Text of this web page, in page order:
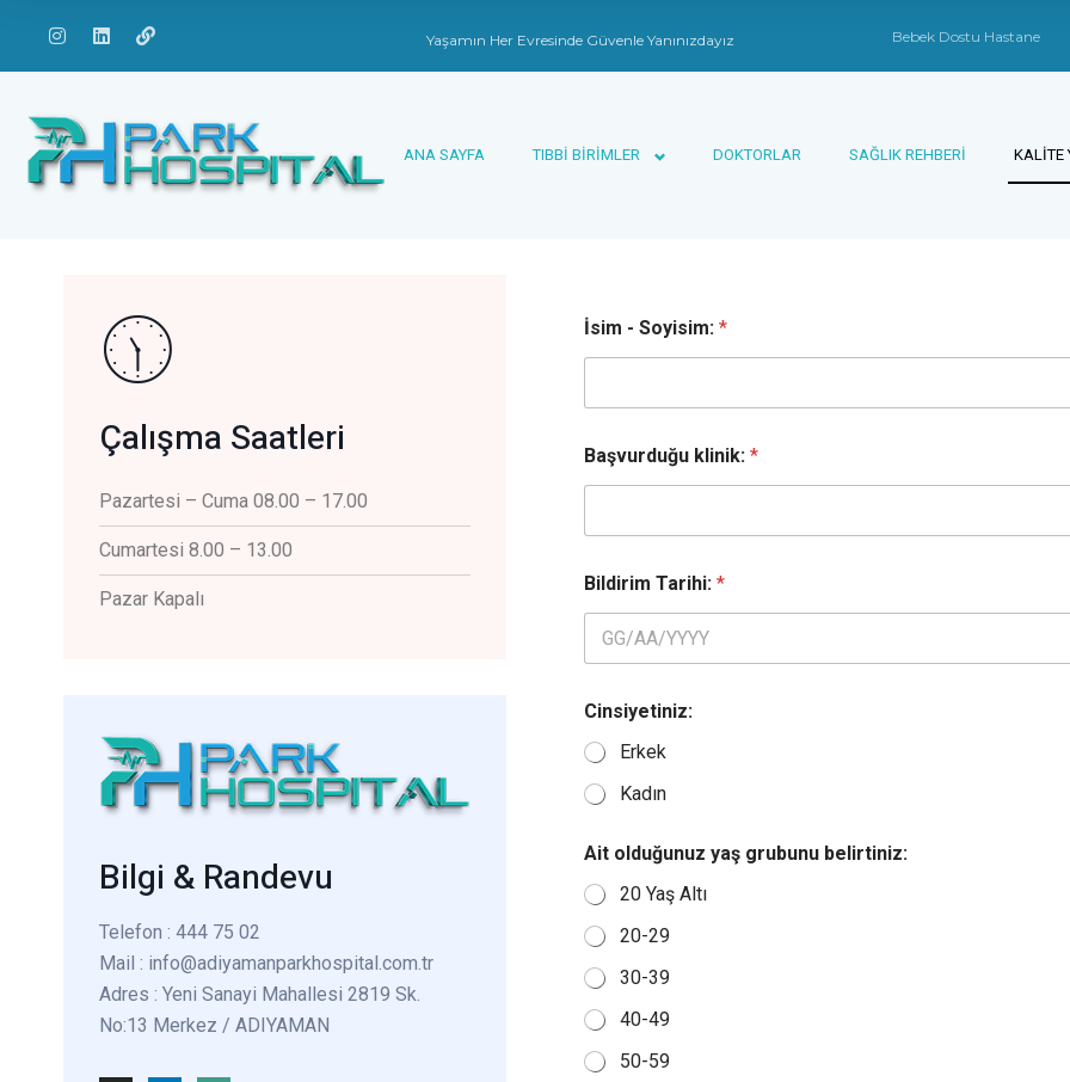
Yaşamın Her Evresinde Güvenle Yanınızdayız Bebek Dostu Hastane
ANA SAYFA TIBBİ BİRİMLER DOKTORLAR SAĞLIK REHBERİ KALİTE
Çalışma Saatleri
Pazartesi – Cuma 08.00 – 17.00
Cumartesi 8.00 – 13.00
Pazar Kapalı
Bilgi & Randevu
Telefon : 444 75 02
Mail : info@adiyamanparkhospital.com.tr
Adres : Yeni Sanayi Mahallesi 2819 Sk.
No:13 Merkez / ADIYAMAN
İsim - Soyisim: *
Başvurduğu klinik: *
Bildirim Tarihi: *
Cinsiyetiniz:
Erkek
Kadın
Ait olduğunuz yaş grubunu belirtiniz:
20 Yaş Altı
20-29
30-39
40-49
50-59
APPOINTMENT